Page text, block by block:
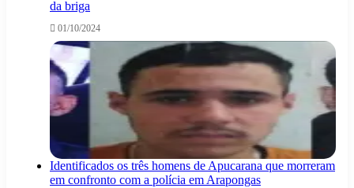
da briga
01/10/2024
Identificados os três homens de Apucarana que morreram
em confronto com a polícia em Arapongas